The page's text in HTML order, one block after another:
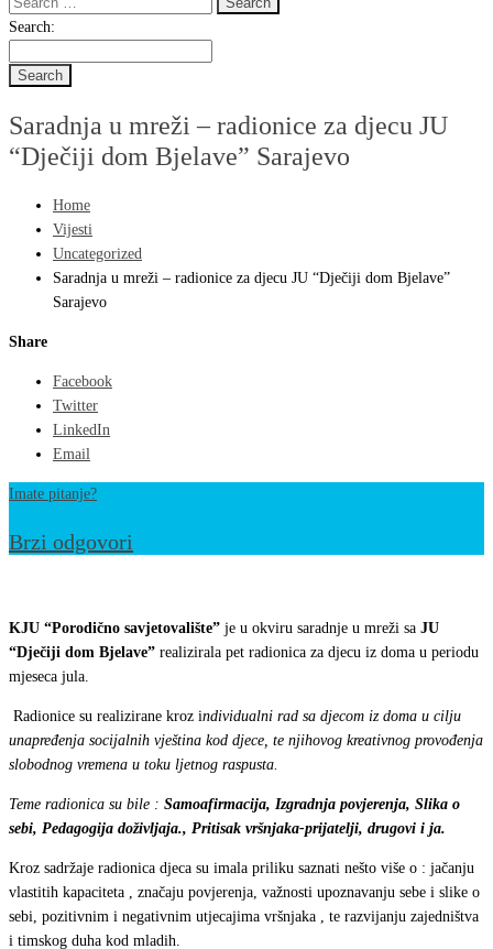
for:
Search
Search:
Saradnja u mreži – radionice za djecu JU
“Dječiji dom Bjelave” Sarajevo
Home
Vijesti
Uncategorized
Saradnja u mreži – radionice za djecu JU “Dječiji dom Bjelave”
Sarajevo
Share
Facebook
Twitter
LinkedIn
Email
Imate pitanje?
Brzi odgovori
u
mreži
–
radionice
za
djecu
JU
“Dječiji
dom
Bjelave”
Sarajevo
KJU “Porodično savjetovalište” je u okviru saradnje u mreži sa JU
“Dječiji dom Bjelave” realizirala pet radionica za djecu iz doma u periodu
mjeseca jula.
Radionice su realizirane kroz individualni rad sa djecom iz doma u cilju
unapređenja socijalnih vještina kod djece, te njihovog kreativnog provođenja
slobodnog vremena u toku ljetnog raspusta.
Teme radionica su bile : Samoafirmacija, Izgradnja povjerenja, Slika o
sebi, Pedagogija doživljaja., Pritisak vršnjaka-prijatelji, drugovi i ja.
Kroz sadržaje radionica djeca su imala priliku saznati nešto više o : jačanju
vlastitih kapaciteta , značaju povjerenja, važnosti upoznavanju sebe i slike o
sebi, pozitivnim i negativnim utjecajima vršnjaka , te razvijanju zajedništva
i timskog duha kod mladih.